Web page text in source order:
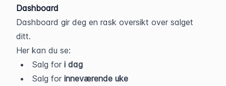
Dashboard
Dashboard gir deg en rask oversikt over salget
ditt.
Her kan du se:
Salg for i dag
Salg for inneværende uke